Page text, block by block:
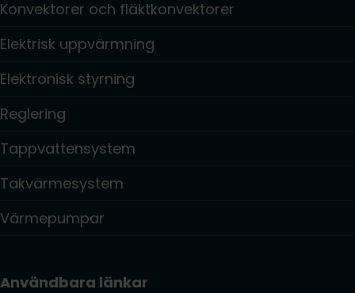
Konvektorer och fläktkonvektorer
Elektrisk uppvärmning
Elektronisk styrning
Reglering
Tappvattensystem
Takvärmesystem
Värmepumpar
Användbara länkar